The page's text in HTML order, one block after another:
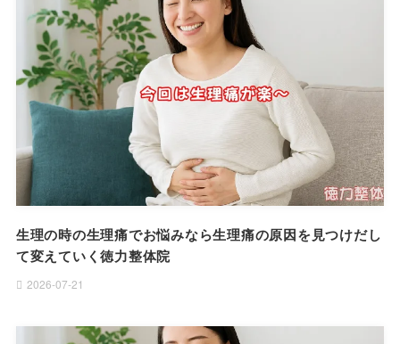
生理の時の生理痛でお悩みなら生理痛の原因を見つけだし
て変えていく徳力整体院
2026-07-21